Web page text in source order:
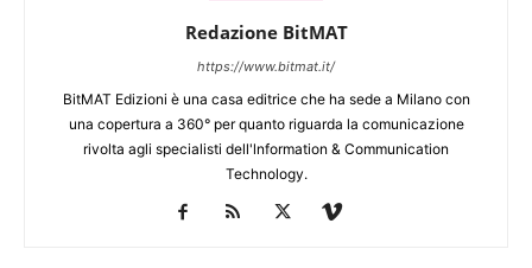
Redazione BitMAT
https://www.bitmat.it/
BitMAT Edizioni è una casa editrice che ha sede a Milano con
una copertura a 360° per quanto riguarda la comunicazione
rivolta agli specialisti dell'lnformation & Communication
Technology.